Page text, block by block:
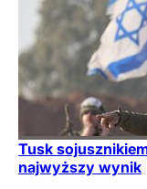
Tusk
najwyższy wynik